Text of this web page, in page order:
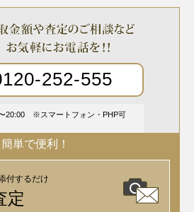
252-555
20:00 スマートフォン・PHP可
簡単で便利！
付するだけ
定